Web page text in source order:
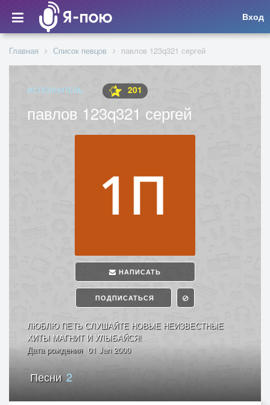
Вход
Главная Список певцов павлов 123q321 сергей
ИСПОЛНИТЕЛЬ 201
павлов 123q321 сергей
НАПИСАТЬ
ПОДПИСАТЬСЯ
ЛЮБЛЮ ПЕТЬ СЛУШАЙТЕ НОВЫЕ НЕИЗВЕСТНЫЕ
ХИТЫ МАГНИТ И УЛЫБАЙСЯ!
Дата рождения 01 Jan 2000
Песни2